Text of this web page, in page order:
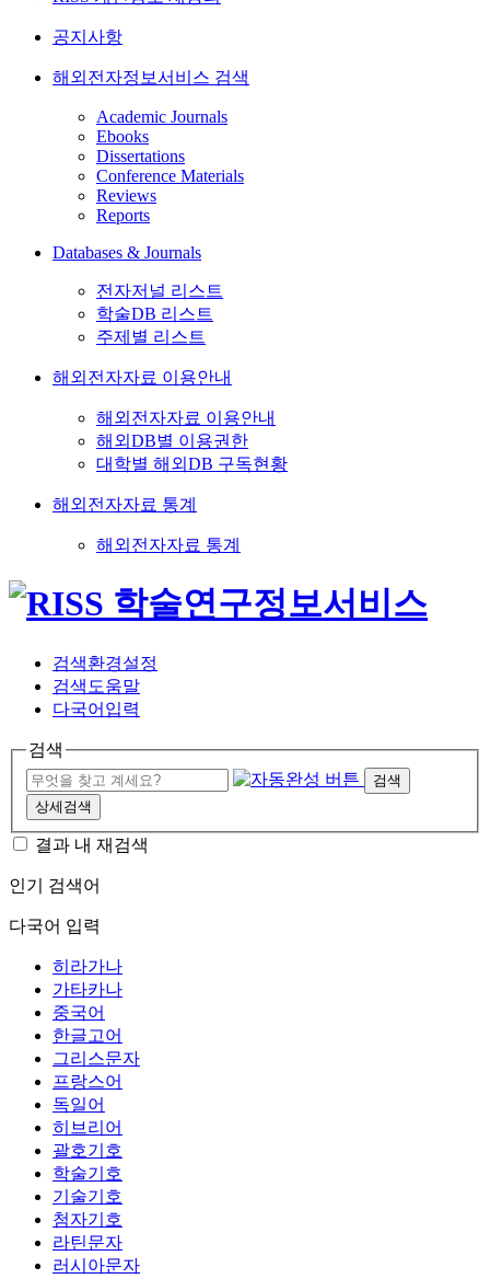
공지사항
해외전자정보서비스 검색
Academic Journals
Ebooks
Dissertations
Conference Materials
Reviews
Reports
Databases & Journals
전자저널 리스트
학술DB 리스트
주제별 리스트
해외전자자료 이용안내
해외전자자료 이용안내
해외DB별 이용권한
대학별 해외DB 구독현황
해외전자자료 통계
해외전자자료 통계
검색환경설정
검색도움말
다국어입력
검색
검색
상세검색
결과 내 재검색
인기 검색어
다국어 입력
히라가나
가타카나
중국어
한글고어
그리스문자
프랑스어
독일어
히브리어
괄호기호
학술기호
기술기호
첨자기호
라틴문자
러시아문자